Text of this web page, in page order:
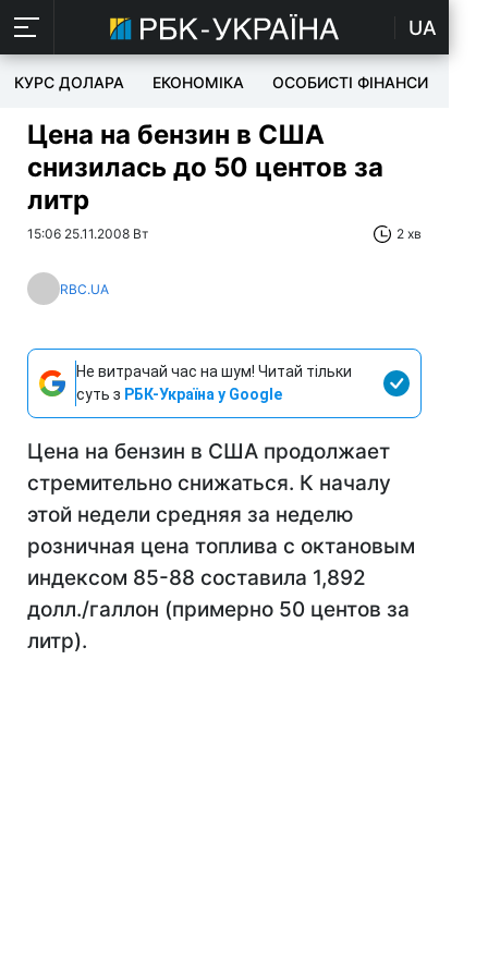
UA
КУРС ДОЛАРА ЕКОНОМІКА ОСОБИСТІ ФІНАНСИ
Цена на бензин в США
снизилась до 50 центов за
литр
15:06 25.11.2008 Вт 2 хв
RBC.UA
Не витрачай час на шум! Читай тільки
суть з РБК-Україна у Google
Цена на бензин в США продолжает
стремительно снижаться. К началу
этой недели средняя за неделю
розничная цена топлива с октановым
индексом 85-88 составила 1,892
долл./галлон (примерно 50 центов за
литр).